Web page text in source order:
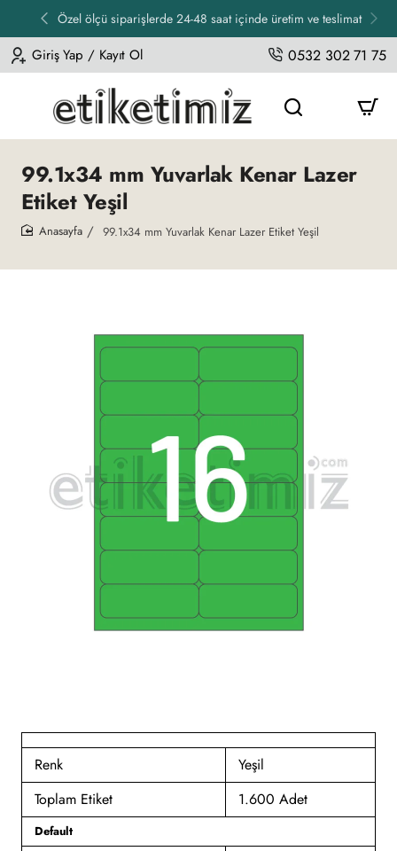
Özel ölçü siparişlerde 24-48 saat içinde üretim ve teslimat
Giriş Yap / Kayıt Ol 0532 302 71 75
99.1x34 mm Yuvarlak Kenar Lazer
Etiket Yeşil
99.1x34 mm Yuvarlak Kenar Lazer Etiket Yeşil
Renk
Yeşil
Toplam Etiket
1.600 Adet
Default